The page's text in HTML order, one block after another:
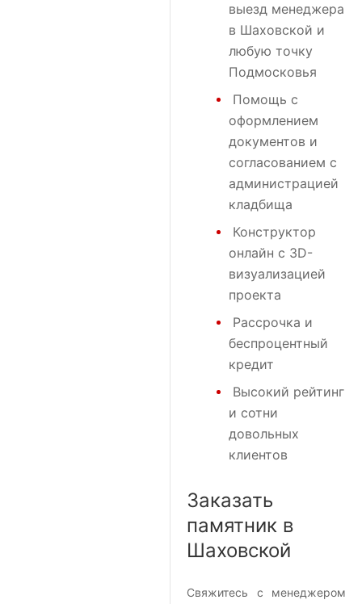
выезд менеджера
в Шаховской и
любую точку
Подмосковья
Помощь с
оформлением
документов и
согласованием с
администрацией
кладбища
Конструктор
онлайн с 3D-
визуализацией
проекта
Рассрочка и
беспроцентный
кредит
Высокий рейтинг
и сотни
довольных
клиентов
Заказать
памятник в
Шаховской
Свяжитесь с менеджером